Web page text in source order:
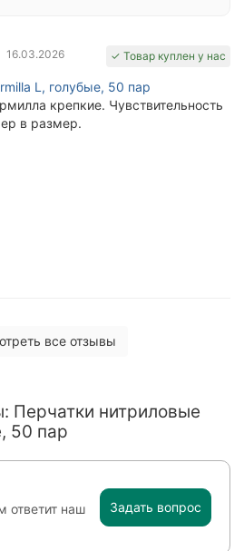
16.03.2026 ✓ Товар куплен у нас
L, голубые, 50 пар
крепкие. Чувствительность
в размер.
все отзывы
Перчатки нитриловые
50 пар
ответит наш
Задать вопрос